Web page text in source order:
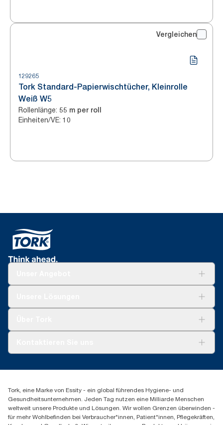
Vergleichen
129265
Tork Standard-Papierwischtücher, Kleinrolle
Weiß W5
Rollenlänge: 55 m per roll
Einheiten/VE: 10
Produktreklamation
Spenderreklamation
+49 (0)621/778 4700
Essity Professional Hygiene Germany GmbH
Sandhofer Straße 176
68305 Mannheim
Mo-Do 8:00-16:30 Uhr | Fr 8:00-15:00
Tork, eine Marke von Essity - ein global führendes Hygiene- und
Gesundheitsunternehmen. Jeden Tag nutzen eine Milliarde Menschen
weltweit unsere Produkte und Lösungen. Wir wollen Grenzen überwinden -
für mehr Wohlbefinden bei Verbraucher*innen, Patient*innen, Pflegekräften,